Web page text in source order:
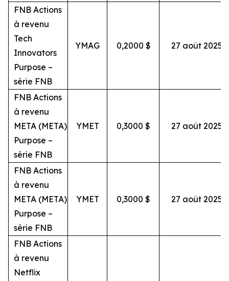
FNB Actions
à revenu
Tech
Innovators
Purpose –
série FNB
YMAG 0,2000 $ 27 août 2025
FNB Actions
à revenu
META (META)
Purpose –
série FNB
YMET 0,3000 $ 27 août 2025
FNB Actions
à revenu
META (META)
Purpose –
série FNB
YMET 0,3000 $ 27 août 2025
FNB Actions
à revenu
Netflix